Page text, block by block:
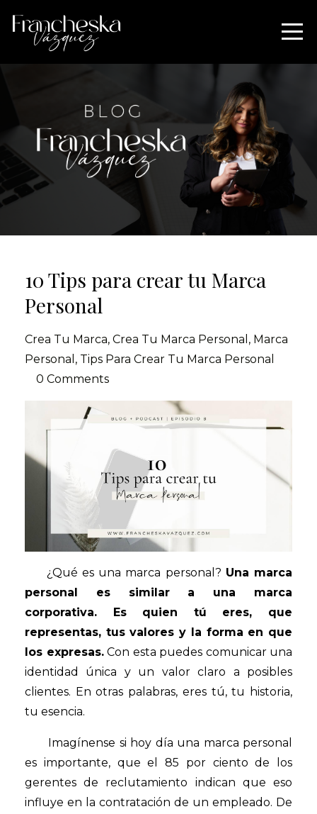
10 Tips para crear tu Marca
Personal
Crea Tu Marca Crea Tu Marca Personal
Marca
Personal
Tips Para Crear Tu Marca Personal
0 Comments
¿Qué es una marca personal? Una marca
personal es similar a una marca
corporativa. Es quien tú eres, que
representas, tus valores y la forma en que
los expresas.Con esta puedes comunicar una
identidad única y un valor claro a posibles
clientes. En otras palabras, eres tú, tu historia,
tu esencia.
Imagínense si hoy día una marca personal
es importante, que el 85 por ciento de los
gerentes de reclutamiento indican que eso
influye en la contratación de un empleado. De